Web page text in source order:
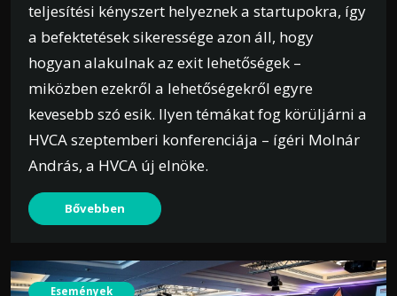
teljesítési kényszert helyeznek a startupokra, így
a befektetések sikeressége azon áll, hogy
hogyan alakulnak az exit lehetőségek –
miközben ezekről a lehetőségekről egyre
kevesebb szó esik. Ilyen témákat fog körüljárni a
HVCA szeptemberi konferenciája – ígéri Molnár
András, a HVCA új elnöke.
Bővebben
Események